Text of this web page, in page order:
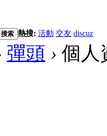
搜索 熱搜: 活動 交友 discuz
彈頭 › 個人